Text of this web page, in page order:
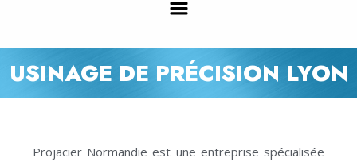
USINAGE DE PRÉCISION LYON
Projacier Normandie est une entreprise spécialisée